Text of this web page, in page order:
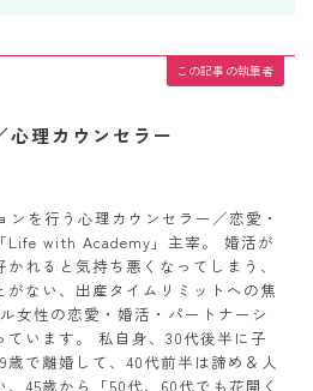
この記事の執筆者
心理カウンセラー
を行う心理カウンセラー／恋愛・
Life with Academy」主宰。 婚活が
れると気持ち悪くなってしまう、
ない、出産タイムリミットへの焦
女性の恋愛・婚活・パートナーシ
ています。 私自身、30代後半に子
歳で離婚して、40代前半は諦め＆人
45歳から「50代、60代でも花開く